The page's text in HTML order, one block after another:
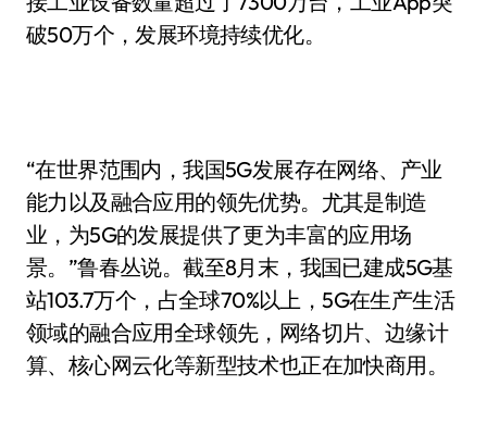
破50万个，发展环境持续优化。
“在世界范围内，我国5G发展存在网络、产业
能力以及融合应用的领先优势。尤其是制造
业，为5G的发展提供了更为丰富的应用场
景。”鲁春丛说。截至8月末，我国已建成5G基
站103.7万个，占全球70%以上，5G在生产生活
领域的融合应用全球领先，网络切片、边缘计
算、核心网云化等新型技术也正在加快商用。